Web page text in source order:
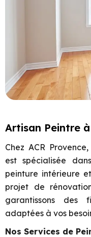
Artisan Peintre
Chez ACR
est spécialisée
peinture intérieure
projet de
garantissons des
adaptées à vos
Nos Services de